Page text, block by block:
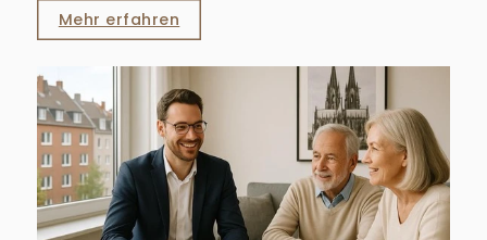
Mehr erfahren